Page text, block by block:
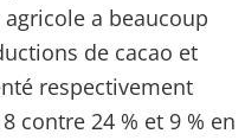
a beaucoup
de cacao et
respectivement
contre 24 % et 9 % en